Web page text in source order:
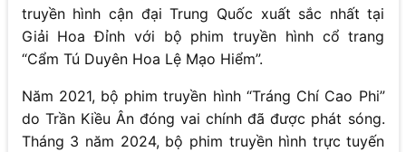
truyền hình cận đại Trung Quốc xuất sắc nhất tại
Giải Hoa Đỉnh với bộ phim truyền hình cổ trang
“Cẩm Tú Duyên Hoa Lệ Mạo Hiểm”.
Năm 2021, bộ phim truyền hình “Tráng Chí Cao Phi”
do Trần Kiều Ân đóng vai chính đã được phát sóng.
Tháng 3 năm 2024, bộ phim truyền hình trực tuyến